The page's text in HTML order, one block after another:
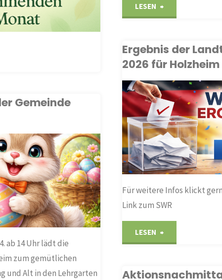
LESEN "Hörbücher
unserer
Ergebnis der
2026 für Holzheim
BEKANNTMACHUNGEN
Für weitere Infos klickt
Link zum SWR
LESEN "Ergebnis
Gemeinde
ab 14 Uhr lädt die
zum gemütlichen
und Alt in den Lehrgarten